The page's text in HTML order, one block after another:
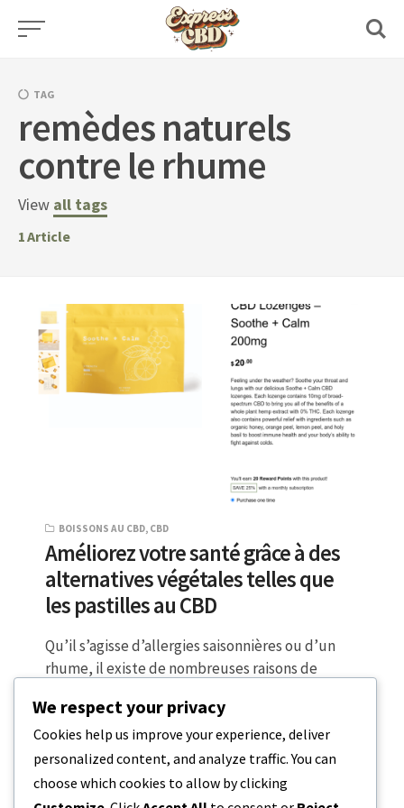
Skip
TAG
remèdes naturels
contre le rhume
View all tags
1Article
BOISSONS AU CBD, CBD
Améliorez votre santé grâce à des
alternatives végétales telles que
les pastilles au CBD
Qu’il s’agisse d’allergies saisonnières ou d’un
rhume, il existe de nombreuses raisons de
symptômes…
6 MINUTES DE LECTURE 2 JUIN 2023
We respect your privacy
Cookies help us improve your experience, deliver
personalized content, and analyze traffic. You can
choose which cookies to allow by clicking